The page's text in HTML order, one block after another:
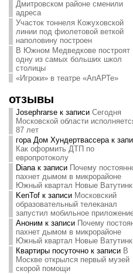
Дмитровском районе сменили
адреса
Участок тоннеля Кожуховской
линии под фиолетовой веткой
наполовину построен
В Южном Медведкове построят
одну из самых больших школ
столицы
«Игроки» в театре «АпАРТе»
отзывы
Josephrarseк записи Сегодня
Московской области
87 лет
гора Дом Хундертвассерак
Как оформить ДТП по
европротоколу
Dianaк записи Почему
пахнет дымом в микрорайоне
Южный квартал Новые
KenTofк записи Московский
образовательный телеканал
запустил мобильное
Аноним к записи Почему
пахнет дымом в микрорайоне
Южный квартал Новые
Квартиры посуточнок записи В
Москве открылся первый музей
скорой помощи